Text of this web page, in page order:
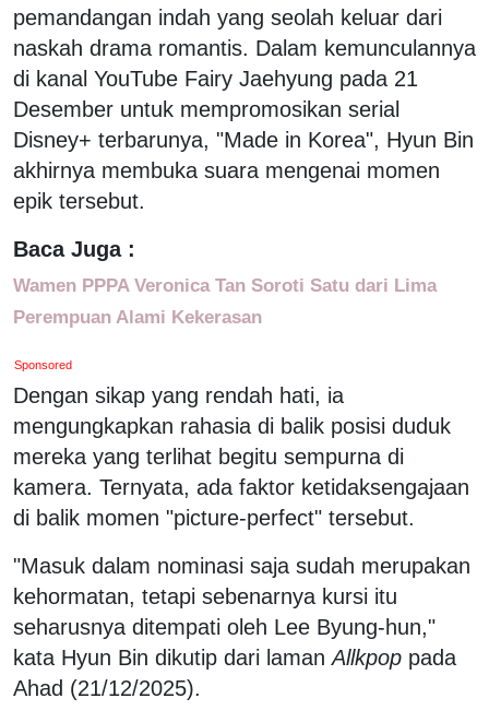
pemandangan indah yang seolah keluar dari
naskah drama romantis. Dalam kemunculannya
di kanal YouTube Fairy Jaehyung pada 21
Desember untuk mempromosikan serial
Disney+ terbarunya, "Made in Korea", Hyun Bin
akhirnya membuka suara mengenai momen
epik tersebut.
Baca Juga :
Wamen PPPA Veronica Tan Soroti Satu dari Lima
Perempuan Alami Kekerasan
Sponsored
Dengan sikap yang rendah hati, ia
mengungkapkan rahasia di balik posisi duduk
mereka yang terlihat begitu sempurna di
kamera. Ternyata, ada faktor ketidaksengajaan
di balik momen "picture-perfect" tersebut.
"Masuk dalam nominasi saja sudah merupakan
kehormatan, tetapi sebenarnya kursi itu
seharusnya ditempati oleh Lee Byung-hun,"
kata Hyun Bin dikutip dari lamanAllkpop pada
Ahad (21/12/2025).